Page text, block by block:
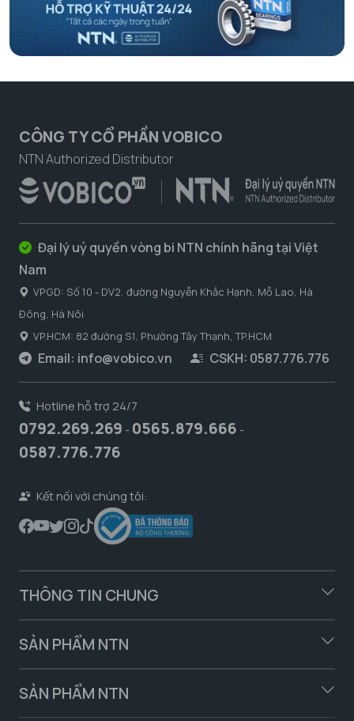
CÔNG TY CỔ PHẦN VOBICO
NTN Authorized Distributor
Đại lý uỷ quyền vòng bi NTN chính hãng tại Việt
Nam
VPGD: Số 10 - DV2, đường Nguyễn Khắc Hạnh, Mỗ Lao, Hà
Đông, Hà Nôi
VP.HCM: 82 đường S1, Phường Tây Thạnh, TP.HCM
Email: info@vobico.vn CSKH: 0587.776.776
Hotline hỗ trợ 24/7
0792.269.269 - 0565.879.666 -
0587.776.776
Kết nối với chúng tôi:
THÔNG TIN CHUNG
SẢN PHẨM NTN
SẢN PHẨM NTN